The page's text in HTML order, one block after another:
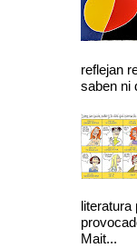
reflejan
saben ni
literatura
Mait...